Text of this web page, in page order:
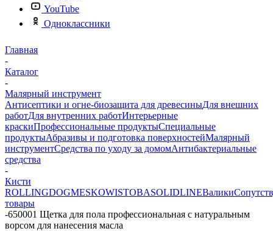
YouTube
Одноклассники
Главная
-
Каталог
-
Малярный инструмент
Антисептики и огне-биозащита для древесиныДля внешних
работДля внутренних работИнтерьерные
краскиПрофессиональные продуктыСпециальные
продуктыАбразивы и подготовка поверхностейМалярный
инструментСредства по уходу за домомАнтибактериальные
средства
-
Кисти
ROLLINGDOGMESKOWISTOBASOLIDLINEВалики
товары
-650001 Щетка для пола профессиональная с натуральным
ворсом для нанесения масла